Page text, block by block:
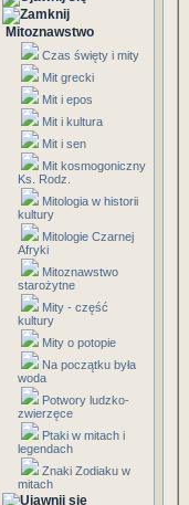
Mitoznawstwo
Czas święty i mity
Mit grecki
Mit i epos
Mit i kultura
Mit i sen
Mit kosmogoniczny
Ks. Rodz.
Mitologia w historii
kultury
Mitologie Czarnej
Afryki
Mitoznawstwo
starożytne
Mity - część
kultury
Mity o potopie
Na początku była
woda
Potwory ludzko-
zwierzęce
Ptaki w mitach i
legendach
Znaki Zodiaku w
mitach